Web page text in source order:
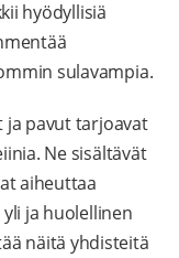
hyödyllisiä
sulavampia.
pavut tarjoavat
Ne sisältävät
aiheuttaa
ja huolellinen
näitä yhdisteitä